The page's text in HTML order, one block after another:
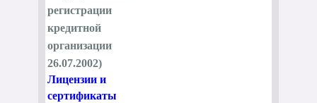
регистрации
кредитной
организации
26.07.2002)
Лицензии и
сертификаты